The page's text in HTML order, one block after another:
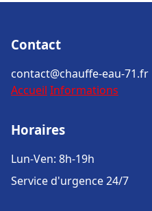
Contact
contact@chauffe-eau-71.fr
Accueil Informations
Horaires
Lun-Ven: 8h-19h
Service d'urgence 24/7